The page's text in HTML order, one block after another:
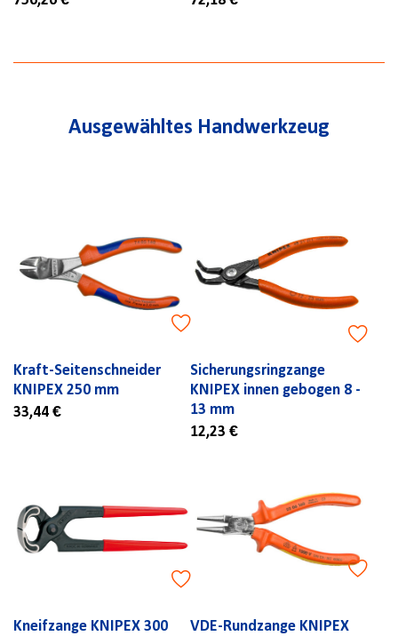
Ausgewähltes Handwerkzeug
Kraft-Seitenschneider
KNIPEX 250 mm
33,44 €
Sicherungsringzange
KNIPEX innen gebogen 8 -
13 mm
12,23 €
Kneifzange KNIPEX 300
VDE-Rundzange KNIPEX